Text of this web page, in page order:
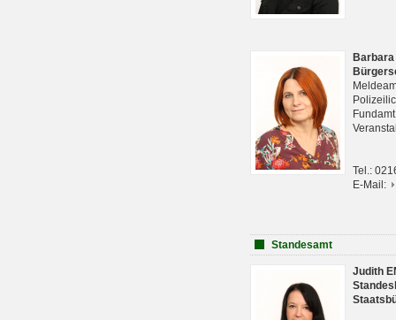
Tel.:
E-Mail:
Standesamt
Judith